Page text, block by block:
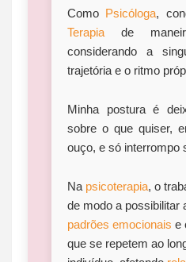
Como Psicóloga,
Terapia de
considerando a
trajetória e o ritmo
Minha postura é
sobre o que quiser,
ouço, e só interrompo
Na psicoterapia, o
de modo a possibilitar
padrões emocionais e
que se repetem ao